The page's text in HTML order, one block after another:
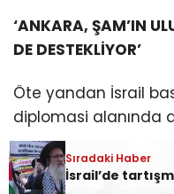
‘ANKARA, ŞAM’IN
DE DESTEKLİYOR’
Öte yandan İsrail
diplomasi alanında
Esad’ın
Suriye hükümetinin
Sıradaki Haber